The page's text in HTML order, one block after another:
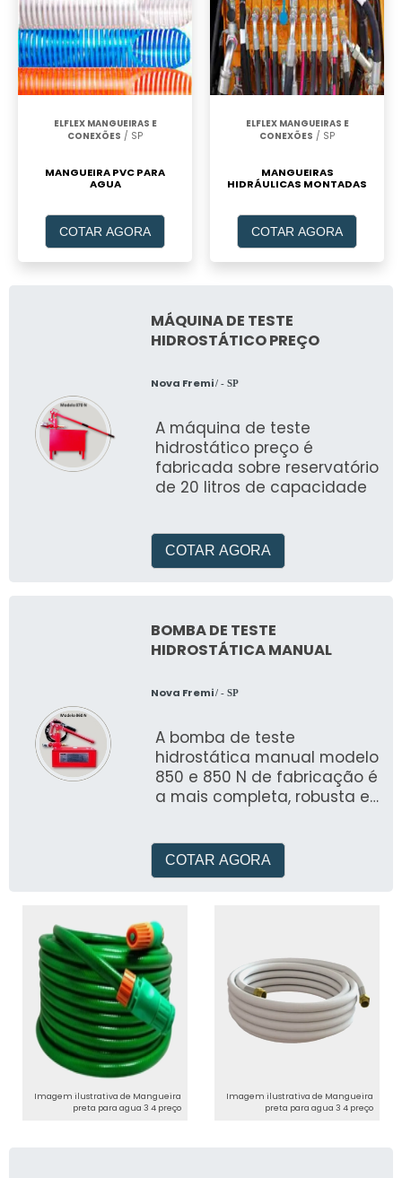
ELFLEX MANGUEIRAS E
CONEXÕES / SP
MANGUEIRA PVC PARA
AGUA
COTAR AGORA
ELFLEX MANGUEIRAS E
CONEXÕES / SP
MANGUEIRAS
HIDRÁULICAS MONTADAS
COTAR AGORA
MÁQUINA DE TESTE
HIDROSTÁTICO PREÇO
Nova Fremi/ - SP
A máquina de teste
hidrostático preço é
fabricada sobre reservatório
de 20 litros de capacidade
COTAR AGORA
BOMBA DE TESTE
HIDROSTÁTICA MANUAL
Nova Fremi/ - SP
A bomba de teste
hidrostática manual modelo
850 e 850 N de fabricação é
a mais completa, robusta e
COTAR AGORA
Imagem ilustrativa de Mangueira
preta para agua 3 4 preço
Imagem ilustrativa de Mangueira
preta para agua 3 4 preço